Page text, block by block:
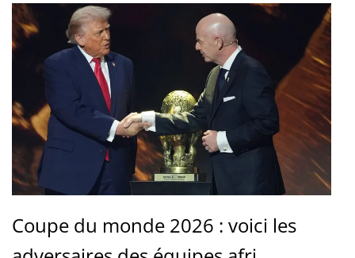
Coupe du monde 2026 : voici les